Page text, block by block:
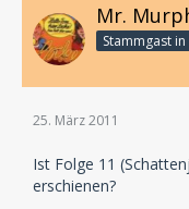
der Südküste.
Kollegin. Doch
selbst in einem Ort
Verbrechen verübt
Der Brand in einer
aufgeklärt. Und
ad acta gelegt. Da
die in ihm ernste
Mr.
25. März 2011
Ist Folge 11
erschienen?